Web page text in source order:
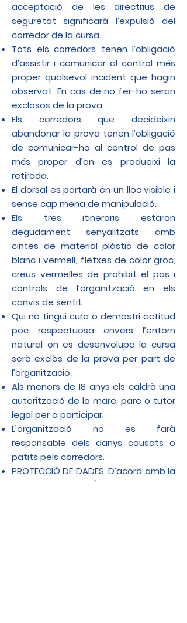
acceptació de les directrius de
seguretat significarà l’expulsió del
corredor de la cursa.
Tots els corredors tenen l’obligació
d’assistir i comunicar al control més
proper qualsevol incident que hagin
observat. En cas de no fer-ho seran
exclosos de la prova.
Els corredors que decideixin
abandonar la prova tenen l’obligació
de comunicar-ho al control de pas
més proper d’on es produeixi la
retirada.
El dorsal es portarà en un lloc visible i
sense cap mena de manipulació.
Els tres itineraris estaran
degudament senyalitzats amb
cintes de material plàstic de color
blanc i vermell, fletxes de color groc,
creus vermelles de prohibit el pas i
controls de l’organització en els
canvis de sentit.
Qui no tingui cura o demostri actitud
poc respectuosa envers l’entorn
natural on es desenvolupa la cursa
serà exclòs de la prova per part de
l’organització.
Als menors de 18 anys els caldrà una
autorització de la mare, pare o tutor
legal per a participar.
L’organització no es farà
responsable dels danys causats o
patits pels corredors.
PROTECCIÓ DE DADES. D’acord amb la
Llei Orgànica 15/1999 de 13 de